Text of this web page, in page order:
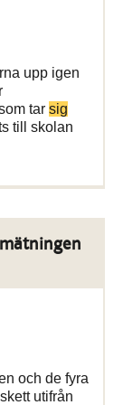
upp igen
tar sig
till skolan
och de fyra
utifrån